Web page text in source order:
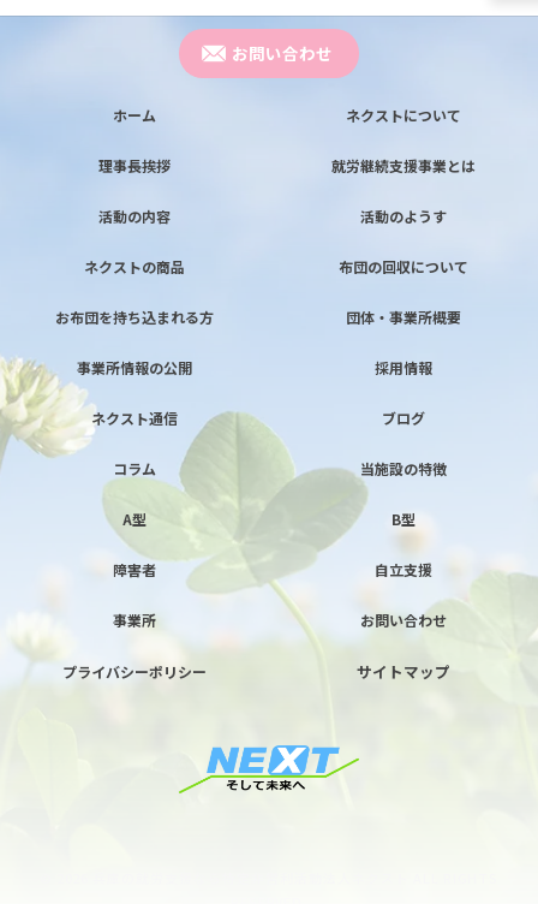
お問い合わせ
ホーム ネクストについて
理事長挨拶 就労継続支援事業とは
活動の内容 活動のようす
ネクストの商品 布団の回収について
お布団を持ち込まれる方 団体・事業所概要
事業所情報の公開 採用情報
ネクスト通信 ブログ
コラム 当施設の特徴
A型 B型
障害者 自立支援
事業所 お問い合わせ
プライバシーポリシー サイトマップ